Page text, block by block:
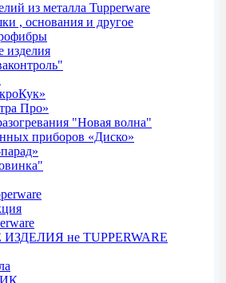
из металла Tupperware
, основания и другое
изделия
Про»
"Новая волна"
приборов «Диско»
не TUPPERWARE